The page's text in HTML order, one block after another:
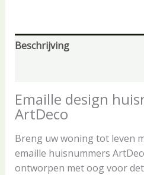
Beschrijving
Emaille design
ArtDeco
Breng uw woning tot leven
emaille huisnummers
ontworpen met oog voor